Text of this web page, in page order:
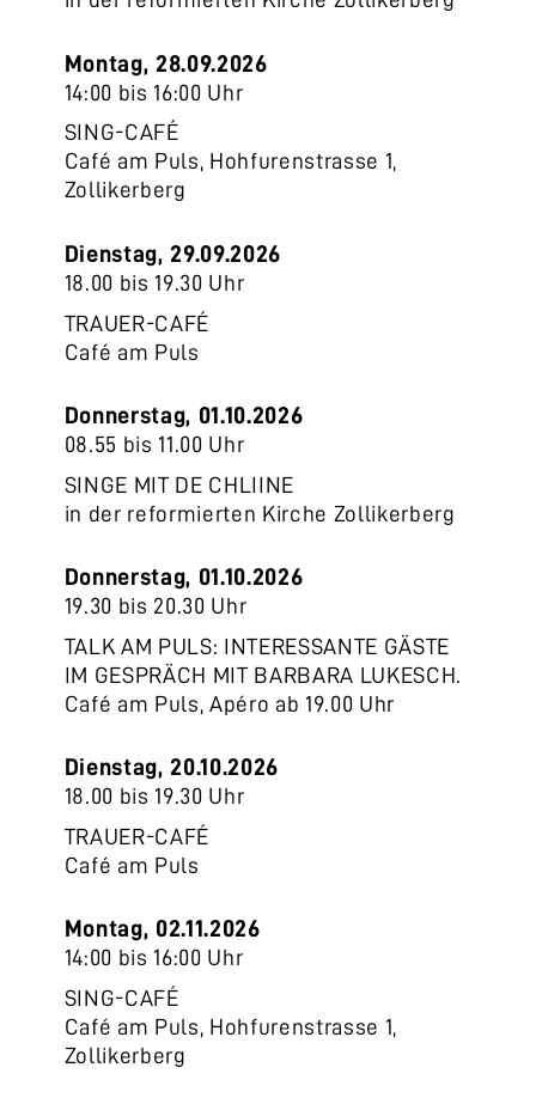
Montag, 28.09.2026
14:00 bis 16:00 Uhr
SING-CAFÉ
Café am Puls, Hohfurenstrasse 1,
Zollikerberg
Dienstag, 29.09.2026
18.00 bis 19.30 Uhr
TRAUER-CAFÉ
Café am Puls
Donnerstag, 01.10.2026
08.55 bis 11.00 Uhr
SINGE MIT DE CHLIINE
in der reformierten Kirche Zollikerberg
Donnerstag, 01.10.2026
19.30 bis 20.30 Uhr
TALK AM PULS: INTERESSANTE GÄSTE
IM GESPRÄCH MIT BARBARA LUKESCH.
Café am Puls, Apéro ab 19.00 Uhr
Dienstag, 20.10.2026
18.00 bis 19.30 Uhr
TRAUER-CAFÉ
Café am Puls
Montag, 02.11.2026
14:00 bis 16:00 Uhr
SING-CAFÉ
Café am Puls, Hohfurenstrasse 1,
Zollikerberg